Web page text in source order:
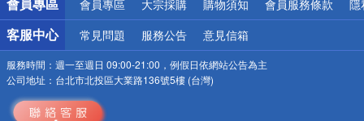
會員專區 會員專區 大宗採購 購物須知 會員服務條款 隱
客服中心 常見問題 服務公告 意見信箱
服務時間： 週一至週日 09:00-21:00，例假日依網站公告為主
公司地址： 台北市北投區大業路136號5樓 (台灣)